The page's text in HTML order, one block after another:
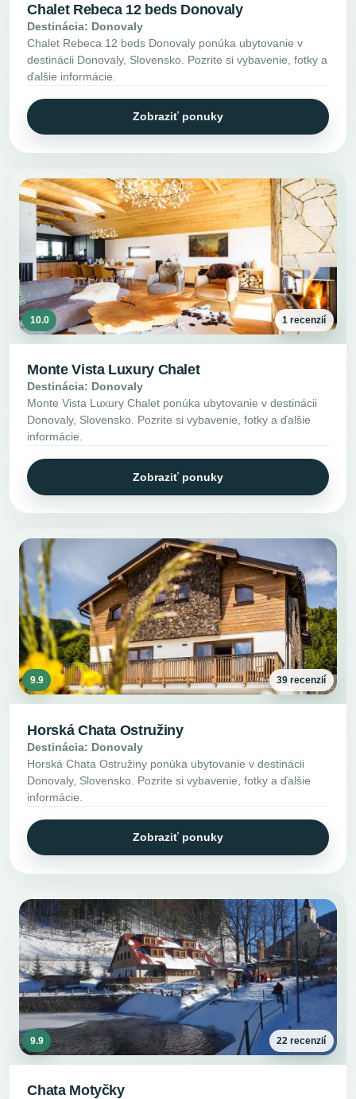
Chalet Rebeca 12 beds Donovaly
Destinácia: Donovaly
Chalet Rebeca 12 beds Donovaly ponúka ubytovanie v
destinácii Donovaly, Slovensko. Pozrite si vybavenie, fotky a
ďalšie informácie.
Zobraziť ponuky
10.0 1 recenzií
Monte Vista Luxury Chalet
Destinácia: Donovaly
Monte Vista Luxury Chalet ponúka ubytovanie v destinácii
Donovaly, Slovensko. Pozrite si vybavenie, fotky a ďalšie
informácie.
Zobraziť ponuky
9.9 39 recenzií
Horská Chata Ostružiny
Destinácia: Donovaly
Horská Chata Ostružiny ponúka ubytovanie v destinácii
Donovaly, Slovensko. Pozrite si vybavenie, fotky a ďalšie
informácie.
Zobraziť ponuky
9.9 22 recenzií
Chata Motyčky